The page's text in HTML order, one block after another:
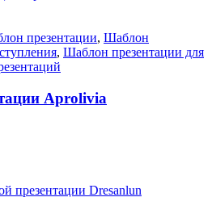
презентации, Шаблон
, Шаблон презентации для
Aprolivia